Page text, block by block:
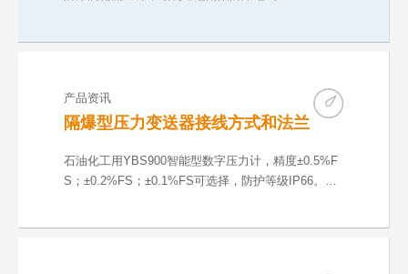
产品资讯
隔爆型压力变送器接线方式和法兰
石油化工用YBS900智能型数字压力计，精度±0.5%F
S；±0.2%FS；±0.1%FS可选择，防护等级IP66。输